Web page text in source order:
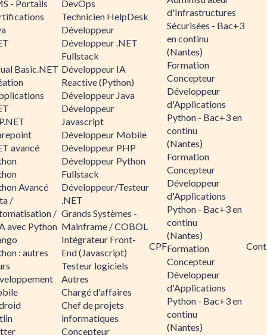
- Portails
Basic.NET
avancé
Avancé
/
/
avec Python
: autres
DevOps
Technicien HelpDesk
Développeur
Développeur .NET
Fullstack
Développeur IA
Reactive (Python)
Développeur Java
Développeur
Javascript
Développeur Mobile
Développeur PHP
Développeur Python
Fullstack
Développeur/Testeur
.NET
Grands Systèmes -
Mainframe / COBOL
Intégrateur Front-
End (Javascript)
Testeur logiciels
Autres
Chargé d'affaires
Chef de projets
informatiques
Concepteur
CPF
d'Infrastructures
Sécurisées - Bac+3
en continu
(Nantes)
Formation
Concepteur
Développeur
d'Applications
Python - Bac+3 en
continu
(Nantes)
Formation
Concepteur
Développeur
d'Applications
Python - Bac+3 en
continu
(Nantes)
Formation
Concepteur
Développeur
d'Applications
Python - Bac+3 en
continu
(Nantes)